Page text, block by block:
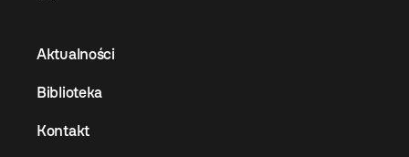
Aktualności
Biblioteka
Kontakt